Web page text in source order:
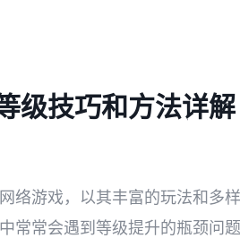
级技巧和方法详解
络游戏，以其丰富的玩法和多
常常会遇到等级提升的瓶颈问